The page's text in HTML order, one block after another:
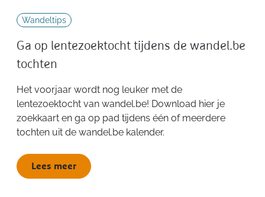
Wandeltips
Ga op lentezoektocht tijdens de wandel.be
tochten
Het voorjaar wordt nog leuker met de
lentezoektocht van wandel.be! Download hier je
zoekkaart en ga op pad tijdens één of meerdere
tochten uit de wandel.be kalender.
Lees meer